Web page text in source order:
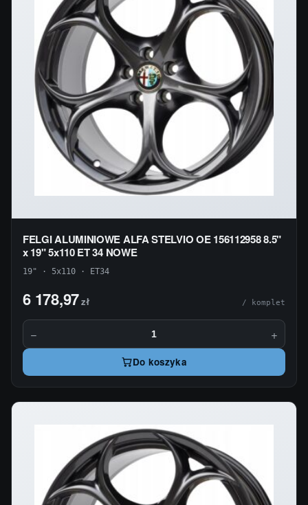
FELGI ALUMINIOWE ALFA STELVIO OE 156112958 8.5"
x 19" 5x110 ET 34 NOWE
19" · 5x110 · ET34
6 178,97zł / komplet
− +
Do koszyka